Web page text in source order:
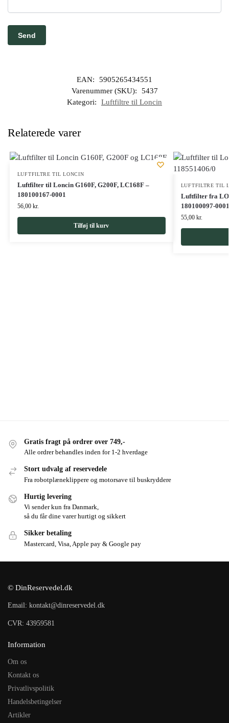
EAN:
5905265434551
Varenummer (SKU):
5437
Kategori:
Luftfiltre til Loncin
Relaterede varer
LUFTFILTRE TIL LONCIN
Luftfilter til Loncin G160F, G200F, LC168F –
180100167-0001
56,00 kr.
Tilføj til kurv
LUFTFILTRE TIL
Luftfilter fra
180100097-0001
55,00 kr.
Gratis fragt på ordrer over 749,-
Alle ordrer behandles inden for 1-2 hverdage
Stort udvalg af reservedele
Fra robotplæneklippere og motorsave til buskryddere
Hurtig levering
Vi sender kun fra Danmark,
så du får dine varer hurtigt og sikkert
Sikker betaling
Mastercard, Visa, Apple pay & Google pay
© DinReservedel.dk
Email: kontakt@dinreservedel.dk
CVR: 43959581
Information
Om os
Kontakt os
Privatlivspolitik
Handelsbetingelser
Artikler